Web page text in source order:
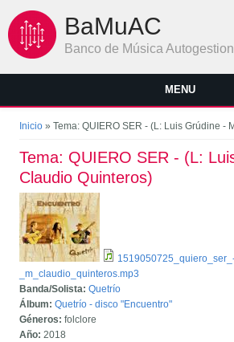
BaMuAC
Banco de Música
MENU
Se encuentra usted aquí
Inicio » Tema: QUIERO SER - (L: Luis Grúdine -
Tema: QUIERO SER - (L:
Claudio Quinteros)
_m_claudio_quinteros.mp3
Banda/Solista:Quetrío
Álbum:Quetrío - disco "Encuentro"
Géneros:folclore
Año:2018